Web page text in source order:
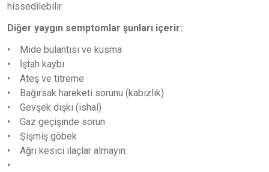
hissedilebilir.
Diğer yaygın semptomlar şunları içerir:
• Mide bulantısı ve kusma
• İştah kaybı
• Ateş ve titreme
• Bağırsak hareketi sorunu (kabızlık)
• Gevşek dışkı (ishal)
• Gaz geçişinde sorun
• Şişmiş göbek
• Ağrı kesici ilaçlar almayın.
•